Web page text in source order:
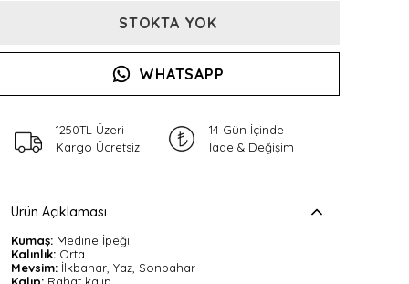
STOKTA YOK
WHATSAPP
1250TL Üzeri
Kargo Ücretsiz
14 Gün İçinde
İade & Değişim
Ürün Açıklaması
Kumaş: Medine İpeği
Kalınlık: Orta
Mevsim: İlkbahar, Yaz, Sonbahar